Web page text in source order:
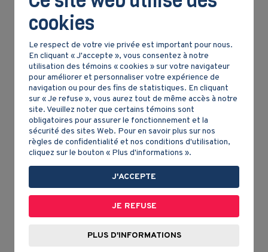
De gigantesques arbres servent de passerelles
1905, un groupe d'amateurs de plein air pense
même fonder un club d’alpinisme. Même des
femmes s’adonnent à ce sport que l’on dirait
aujourd’hui « extrême ». Bizarrement, une fois
dans la montagne, les gens semblent égaux. Il
n’existe plus de structure sociale basée sur la
richesse. Les banquiers côtoient les cheminots et
les infirmières. Puisque les gens travaillent
habituellement le samedi matin, les excursions
commencent en après-midi, ce qui permet à tout le
monde d'y participer. On pense même créer
une réserve pour protéger ce lieu magnifique.
cookies
Le respect de votre vie privée est important pour nous.
En cliquant « J'accepte », vous consentez à notre
utilisation des témoins « cookies » sur votre navigateur
pour améliorer et personnaliser votre expérience de
navigation ou pour des fins de statistiques. En cliquant
sur « Je refuse », vous aurez tout de même accès à notre
site. Veuillez noter que certains témoins sont
obligatoires pour assurer le fonctionnement et la
sécurité des sites Web. Pour en savoir plus sur nos
règles de confidentialité et nos conditions d'utilisation,
cliquez sur le bouton « Plus d'informations ».
J'ACCEPTE
JE REFUSE
PLUS D'INFORMATIONS